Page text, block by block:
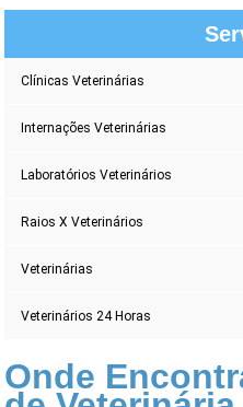
Clínicas Veterinárias
Internações Veterinárias
Laboratórios Veterinários
Raios X Veterinários
Veterinárias
Veterinários 24 Horas
Onde